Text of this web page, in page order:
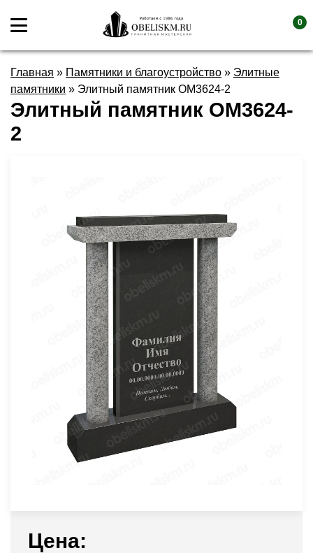
0
Главная » Памятники и благоустройство » Элитные
памятники » Элитный памятник OM3624-2
Элитный памятник OM3624-
2
Цена: